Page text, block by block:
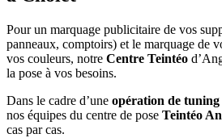
Pour un marquage publicitaire de vos
panneaux, comptoirs) et le marquage de
vos couleurs, notre Centre Teintéo
la pose à vos besoins.
Dans le cadre d’une opération de tuning
nos équipes du centre de pose Teintéo
cas par cas.